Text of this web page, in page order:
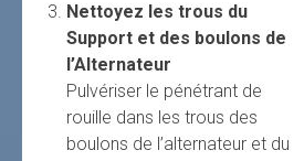
Nettoyez les trous du
Support et des boulons de
l’Alternateur
Pulvériser le pénétrant de
rouille dans les trous des
boulons de l’alternateur et du